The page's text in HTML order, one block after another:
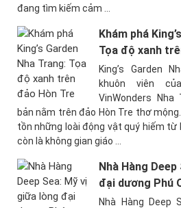
đang tìm kiếm cảm ...
Khám phá
Tọa độ xanh
King’s Garden
khuôn viên
VinWonders
bản nằm trên đảo Hòn Tre thơ
tồn những loài động vật quý hiếm
còn là không gian giáo ...
Nhà Hàng
đại dương Phú
Nhà Hàng Deep